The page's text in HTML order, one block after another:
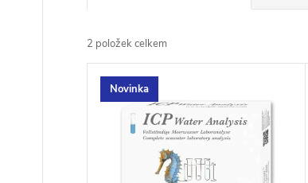
a
z
e
2 položek celkem
VNovinka